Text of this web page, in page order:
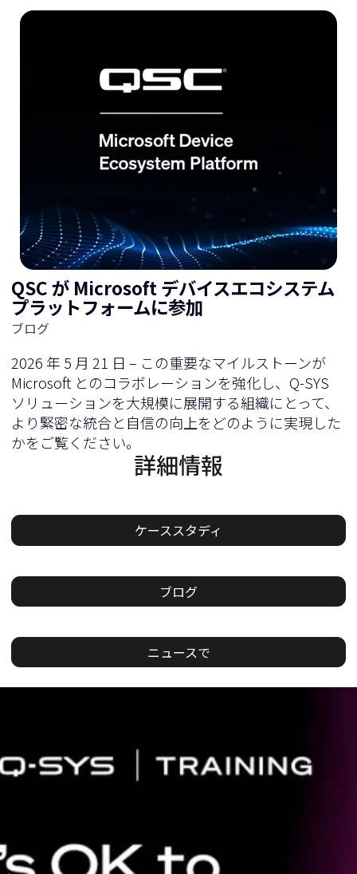
QSC が Microsoft デバイスエコシステム
プラットフォームに参加
ブログ
2026 年 5 月 21 日 – この重要なマイルストーンが
Microsoft とのコラボレーションを強化し、Q-SYS
ソリューションを大規模に展開する組織にとって、
より緊密な統合と自信の向上をどのように実現した
かをご覧ください。
詳細情報
ケーススタディ
ブログ
ニュースで
ス
ド：
1